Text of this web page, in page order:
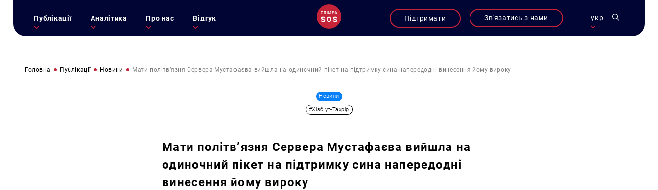
Публікації Аналітика Про нас Відгук Підтримати Зв'язатись з нами укр
Головна Публікації Новини Мати політв’язня Сервера Мустафаєва вийшла на одиночний пікет на підтримку сина напередодні винесення йому вироку
Новини
#Хізб ут-Тахрір
Мати політв’язня Сервера Мустафаєва вийшла на
одиночний пікет на підтримку сина напередодні
винесення йому вироку